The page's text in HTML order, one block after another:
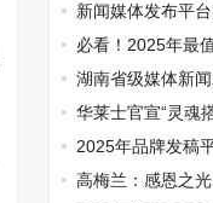
新闻媒体发布平
媒传播的精准路径
必看！2025年最
台排名
湖南省级媒体新
到高效落地全流程
华莱士官宣“灵魂
鸡可乐邀您观战
2025年品牌发稿
何精准匹配传播需求
高梅兰：感恩之